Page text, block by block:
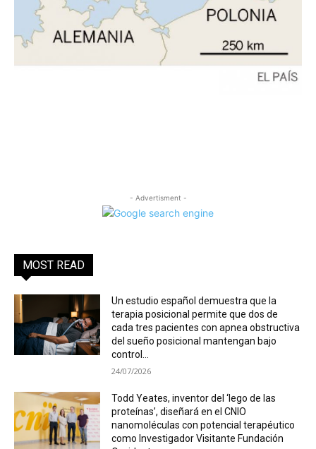
- Advertisment -
MOST READ
Un estudio español demuestra que la
terapia posicional permite que dos de
cada tres pacientes con apnea obstructiva
del sueño posicional mantengan bajo
control...
24/07/2026
Todd Yeates, inventor del ‘lego de las
proteínas’, diseñará en el CNIO
nanomoléculas con potencial terapéutico
como Investigador Visitante Fundación